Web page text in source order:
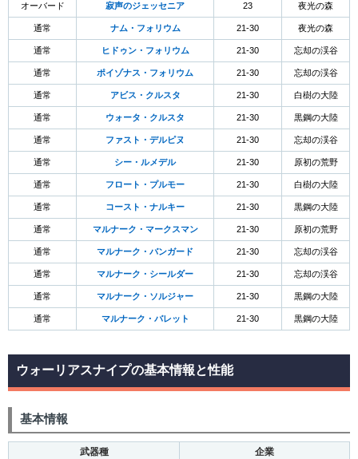
オーバード 寂声のジェッセニア 23 夜光の森
通常 ナム・フォリウム 21-30 夜光の森
通常 ヒドゥン・フォリウム 21-30 忘却の渓谷
通常 ポイゾナス・フォリウム 21-30 忘却の渓谷
通常 アビス・クルスタ 21-30 白樹の大陸
通常 ウォータ・クルスタ 21-30 黒鋼の大陸
通常 ファスト・デルピヌ 21-30 忘却の渓谷
通常 シー・ルメデル 21-30 原初の荒野
通常 フロート・プルモー 21-30 白樹の大陸
通常 コースト・ナルキー 21-30 黒鋼の大陸
通常 マルナーク・マークスマン 21-30 原初の荒野
通常 マルナーク・バンガード 21-30 忘却の渓谷
通常 マルナーク・シールダー 21-30 忘却の渓谷
通常 マルナーク・ソルジャー 21-30 黒鋼の大陸
通常 マルナーク・バレット 21-30 黒鋼の大陸
ウォーリアスナイプの基本情報と性能
基本情報
武器種 企業